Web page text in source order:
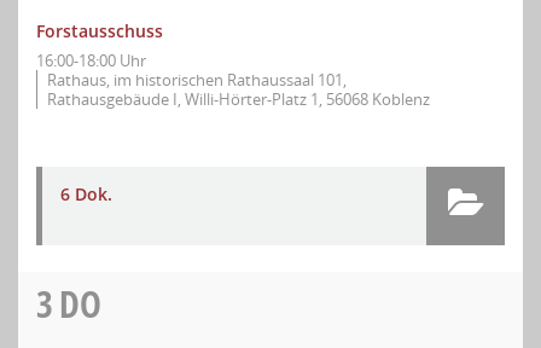
Forstausschuss
16:00-18:00 Uhr
Rathaus, im historischen Rathaussaal 101,
Rathausgebäude I, Willi-Hörter-Platz 1, 56068 Koblenz
6 Dok.
3DO